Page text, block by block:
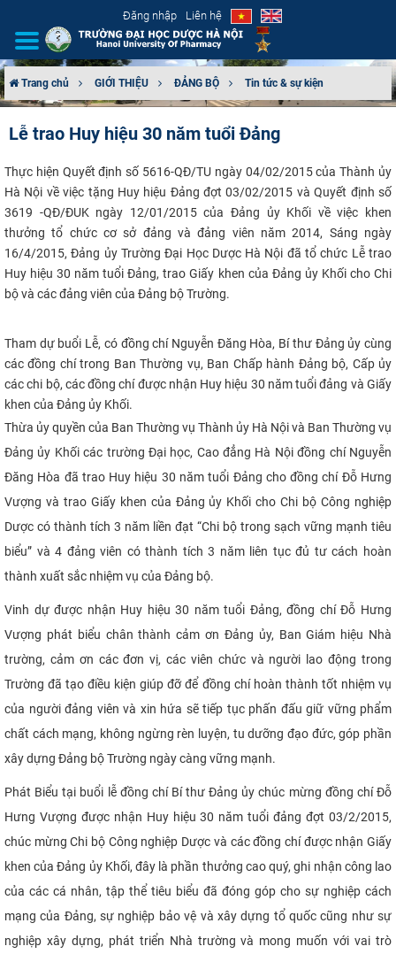
Đăng nhập Liên hệ
TUYỂN SINH
ĐÀO TẠO
ĐẢM BẢO CHẤT LƯỢNG
KHOA HỌC CÔNG NGHỆ
HTQT
CỰU NGƯỜI HỌC
Trang chủ GIỚI THIỆU ĐẢNG BỘ Tin tức & sự kiện
Lễ trao Huy hiệu 30 năm tuổi Đảng
Thực hiện Quyết định số 5616-QĐ​/TU ngày 04/02/2015 của Thành ủy
Hà Nội về việc tặng Huy hiệu Đảng đợt 03/02/2015 và Quyết định số
3619 -QĐ/ĐUK ngày 12/01/2015 của Đảng ủy Khối về việc khen
thưởng tổ chức cơ sở đảng và đảng viên năm 2014, Sáng ngày
16/4/2015, Đảng ủy Trường Đại Học Dược Hà Nội đã tổ chức Lễ trao
Huy hiệu 30 năm tuổi Đảng, trao Giấy khen của Đảng ủy Khối cho Chi
bộ và các đảng viên của Đảng bộ Trường.
Tham dự buổi Lễ, có đồng chí Nguyễn Đăng Hòa, Bí thư Đảng ủy cùng
các đồng chí trong Ban Thường vụ, Ban Chấp hành Đảng bộ, Cấp ủy
các chi bộ, các đồng chí được nhận Huy hiệu 30 năm tuổi đảng và Giấy
khen của Đảng ủy Khối.
Thừa ủy quyền của Ban Thường vụ Thành ủy Hà Nội và Ban Thường vụ
Đảng ủy Khối các trường Đại học, Cao đẳng Hà Nội đồng chí Nguyễn
Đăng Hòa đã trao Huy hiệu 30 năm tuổi Đảng cho đồng chí Đỗ Hưng
Vượng và trao Giấy khen của Đảng ủy Khối cho Chi bộ Công nghiệp
Dược có thành tích 3 năm liền đạt “Chi bộ trong sạch vững mạnh tiêu
biểu” và 4 đảng viên có thành tích 3 năm liên tục đủ tư cách hoàn
thành xuất sắc nhiệm vụ của Đảng bộ.
Vinh dự được nhận Huy hiệu 30 năm tuổi Đảng, đồng chí Đỗ Hưng
Vượng phát biểu chân thành cảm ơn Đảng ủy, Ban Giám hiệu Nhà
trường, cảm ơn các đơn vị, các viên chức và người lao động trong
Trường đã tạo điều kiện giúp đỡ để đồng chí hoàn thành tốt nhiệm vụ
của người đảng viên và xin hứa sẽ tiếp tục phấn đấu giữ vững phẩm
chất cách mạng, không ngừng rèn luyện, tu dưỡng đạo đức, góp phần
xây dựng Đảng bộ Trường ngày càng vững mạnh.
Phát Biểu tại buổi lễ đồng chí Bí thư Đảng ủy chúc mừng đồng chí Đỗ
Hưng Vượng được nhận Huy hiệu 30 năm tuổi đảng đợt 03/2/2015,
chúc mừng Chi bộ Công nghiệp Dược và các đồng chí được nhận Giấy
khen của Đảng ủy Khối, đây là phần thưởng cao quý, ghi nhận công lao
của các cá nhân, tập thể tiêu biểu đã đóng góp cho sự nghiệp cách
mạng của Đảng, sự nghiệp bảo vệ và xây dựng tổ quốc cũng như sự
nghiệp xây dựng, phát triển Nhà trường và mong muốn với vai trò